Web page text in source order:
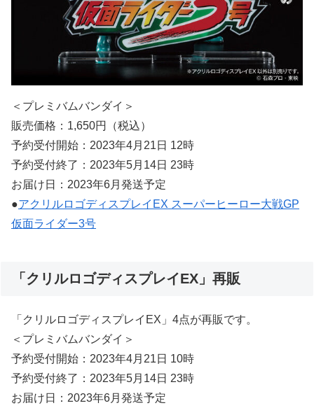
＜プレミバムバンダイ＞
販売価格：1,650円（税込）
予約受付開始：2023年4月21日 12時
予約受付終了：2023年5月14日 23時
お届け日：2023年6月発送予定
●アクリルロゴディスプレイEX スーパーヒーロー大戦GP
仮面ライダー3号
「クリルロゴディスプレイEX」再販
「クリルロゴディスプレイEX」4点が再販です。
＜プレミバムバンダイ＞
予約受付開始：2023年4月21日 10時
予約受付終了：2023年5月14日 23時
お届け日：2023年6月発送予定